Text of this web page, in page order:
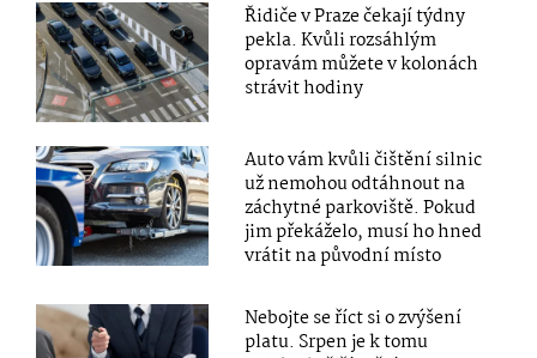
Řidiče v Praze čekají týdny
pekla. Kvůli rozsáhlým
opravám můžete v kolonách
strávit hodiny
Auto vám kvůli čištění silnic
už nemohou odtáhnout na
záchytné parkoviště. Pokud
jim překáželo, musí ho hned
vrátit na původní místo
Nebojte se říct si o zvýšení
platu. Srpen je k tomu